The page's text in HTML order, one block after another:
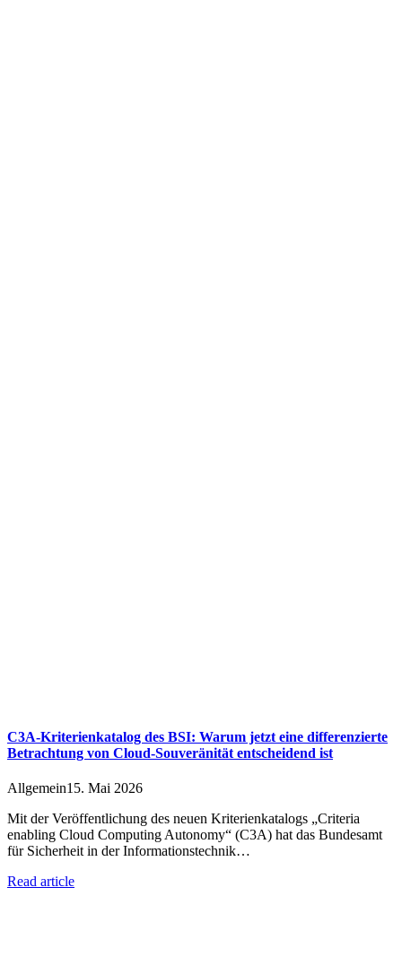
C3A-Kriterienkatalog des BSI: Warum jetzt eine differenzierte
Betrachtung von Cloud-Souveränität entscheidend ist
Allgemein15. Mai 2026
Mit der Veröffentlichung des neuen Kriterienkatalogs „Criteria
enabling Cloud Computing Autonomy“ (C3A) hat das Bundesamt
für Sicherheit in der Informationstechnik…
Read article